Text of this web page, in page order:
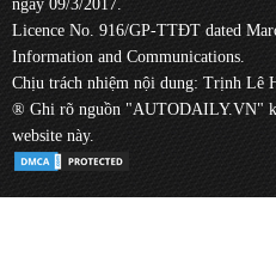
ngày 09/3/2017.
Licence No. 916/GP-TTĐT dated
Information and Communications.
Chịu trách nhiệm nội dung: Trịnh Lê
® Ghi rõ nguồn "AUTODAILY.VN"
website này.